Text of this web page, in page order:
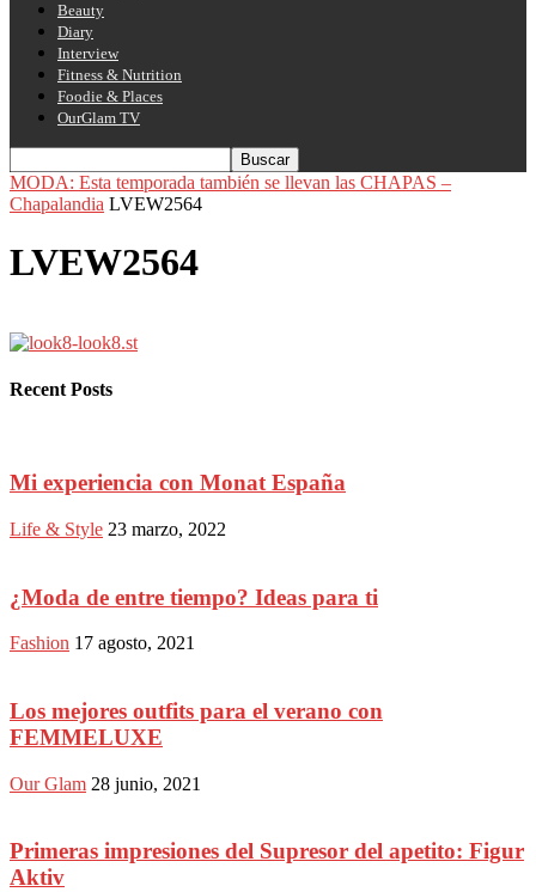
Beauty
Diary
Interview
Fitness & Nutrition
Foodie & Places
OurGlam TV
MODA: Esta temporada también se llevan las CHAPAS –
Chapalandia LVEW2564
LVEW2564
Recent Posts
Mi experiencia con Monat España
Life & Style 23 marzo, 2022
¿Moda de entre tiempo? Ideas para ti
Fashion 17 agosto, 2021
Los mejores outfits para el verano con
FEMMELUXE
Our Glam 28 junio, 2021
Primeras impresiones del Supresor del apetito: Figur
Aktiv